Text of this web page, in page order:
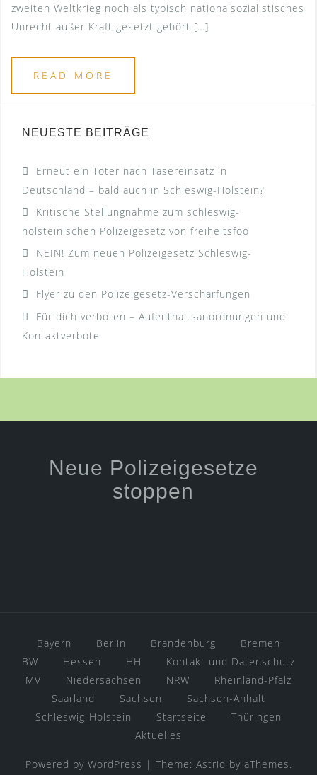
zweiten Weltkrieg noch als typisch nationalsozialistisches
Unrecht außer Kraft gesetzt gehört […]
READ MORE
NEUESTE BEITRÄGE
Erneut ein Toter nach Tasereinsatz in
Deutschland – bald auch in Schleswig-Holstein?
Kritische Stellungnahme zum schleswig-
holsteinischen Polizeigesetz von freiheitsfoo
NEIN! Zum neuen Polizeigesetz Schleswig-
Holstein
Flyer zu den Polizeigesetz-Verschärfungen
Für dich verboten – Aufenthaltsanordnungen und
Kontaktverbote
Neue Polizeigesetze
stoppen
Bayern Berlin Brandenburg
Bremen
BW
Hessen HH
Kontakt und Datenschutz
MV
Niedersachsen NRW
Rheinland-Pfalz
Saarland
Sachsen
Sachsen-Anhalt
Schleswig-Holstein
Startseite
Thüringen
Aktuelles
Powered by WordPress | Theme: Astrid by aThemes.